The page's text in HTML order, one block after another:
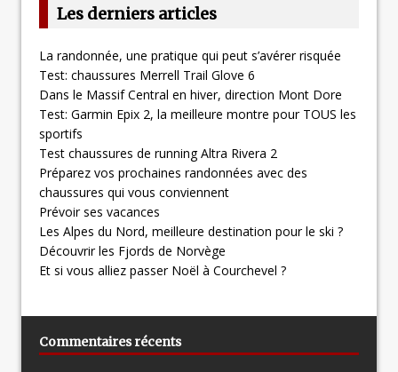
Les derniers articles
La randonnée, une pratique qui peut s’avérer risquée
Test: chaussures Merrell Trail Glove 6
Dans le Massif Central en hiver, direction Mont Dore
Test: Garmin Epix 2, la meilleure montre pour TOUS les
sportifs
Test chaussures de running Altra Rivera 2
Préparez vos prochaines randonnées avec des
chaussures qui vous conviennent
Prévoir ses vacances
Les Alpes du Nord, meilleure destination pour le ski ?
Découvrir les Fjords de Norvège
Et si vous alliez passer Noël à Courchevel ?
Commentaires récents